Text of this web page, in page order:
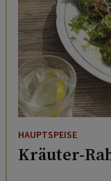
HAUPTSPEISE
Kräuter-